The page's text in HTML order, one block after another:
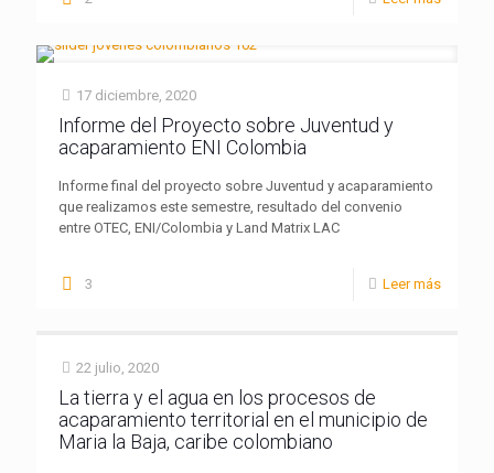
17 diciembre, 2020
Informe del Proyecto sobre Juventud y
acaparamiento ENI Colombia
Informe final del proyecto sobre Juventud y acaparamiento
que realizamos este semestre, resultado del convenio
entre OTEC, ENI/Colombia y Land Matrix LAC
3 Leer más
22 julio, 2020
La tierra y el agua en los procesos de
acaparamiento territorial en el municipio de
Maria la Baja, caribe colombiano